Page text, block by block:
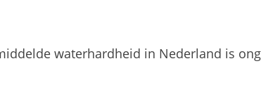
waterhardheid in Nederland is